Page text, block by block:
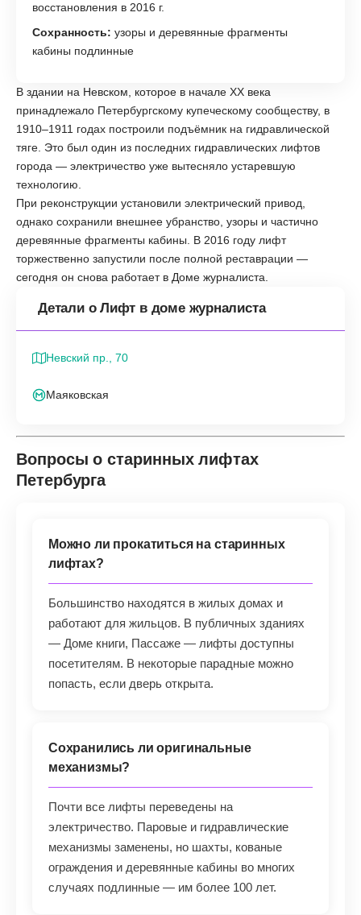
восстановления в 2016 г.
Сохранность: узоры и деревянные фрагменты
кабины подлинные
В здании на Невском, которое в начале XX века
принадлежало Петербургскому купеческому сообществу, в
1910–1911 годах построили подъёмник на гидравлической
тяге. Это был один из последних гидравлических лифтов
города — электричество уже вытесняло устаревшую
технологию.
При реконструкции установили электрический привод,
однако сохранили внешнее убранство, узоры и частично
деревянные фрагменты кабины. В 2016 году лифт
торжественно запустили после полной реставрации —
сегодня он снова работает в Доме журналиста.
Детали о Лифт в доме журналиста
Невский пр., 70
Маяковская
Вопросы о старинных лифтах
Петербурга
Можно ли прокатиться на старинных
лифтах?
Большинство находятся в жилых домах и
работают для жильцов. В публичных зданиях
— Доме книги, Пассаже — лифты доступны
посетителям. В некоторые парадные можно
попасть, если дверь открыта.
Сохранились ли оригинальные
механизмы?
Почти все лифты переведены на
электричество. Паровые и гидравлические
механизмы заменены, но шахты, кованые
ограждения и деревянные кабины во многих
случаях подлинные — им более 100 лет.